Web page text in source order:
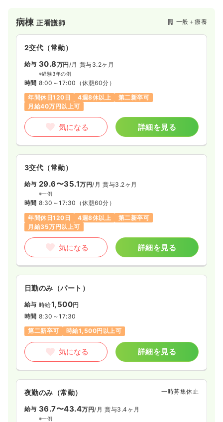
病棟正看護師 一般＋療養
2交代（常勤）
給与 30.8万円 /月 賞与3.2ヶ月
※経験3年の例
時間 8:00～17:00 （休憩60分）
年間休日120日
4週8休以上
第二新卒可
月給40万円以上可
気になる 詳細を見る
3交代（常勤）
給与 29.6〜35.1万円/月 賞与3.2ヶ月
※一例
時間 8:30～17:30 （休憩60分）
年間休日120日
4週8休以上
第二新卒可
月給35万円以上可
気になる 詳細を見る
日勤のみ（パート）
給与 時給1,500円
時間 8:30～17:30
第二新卒可
時給1,500円以上可
気になる 詳細を見る
夜勤のみ（常勤） 一時募集休止
給与 36.7〜43.4万円/月 賞与3.4ヶ月
※一例